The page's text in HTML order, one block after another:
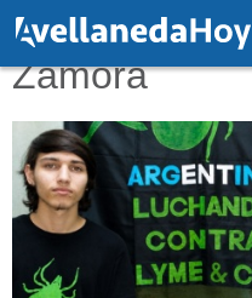
Tag: Lomas de
Zamora